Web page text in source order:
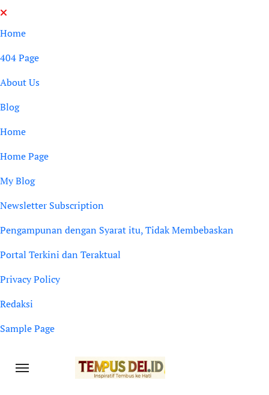
Skip
to
Home
404 Page
About Us
Blog
Home
Home Page
My Blog
Newsletter Subscription
Pengampunan dengan Syarat itu, Tidak Membebaskan
Portal Terkini dan Teraktual
Privacy Policy
Redaksi
Sample Page